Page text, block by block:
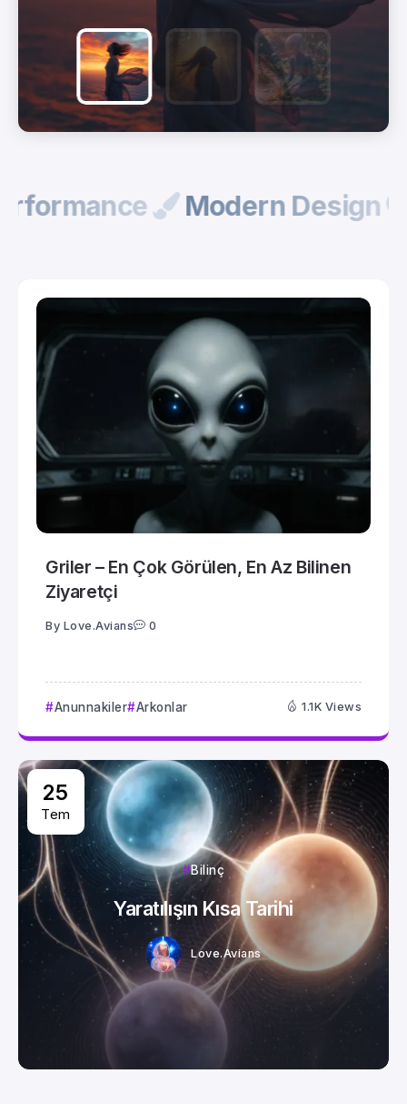
Modern
Performance
Griler – En Çok Görülen, En Az Bilinen
Ziyaretçi
By Love.Avians 0
Anunnakiler Arkonlar 1.1K Views
Bilinç
Yaratılışın Kısa Tarihi
Love.Avians
25
Tem